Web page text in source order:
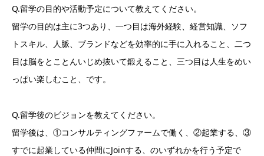
Q.留学の目的や活動予定について教えてください。
留学の目的は主に3つあり、一つ目は海外経験、経営知識、ソフ
トスキル、人脈、ブランドなどを効率的に手に入れること、二つ
目は脳をとことんいじめ抜いて鍛えること、三つ目は人生をめい
っぱい楽しむこと、です。
Q.留学後のビジョンを教えてください。
留学後は、①コンサルティングファームで働く、②起業する、③
すでに起業している仲間にJoinする、のいずれかを行う予定で